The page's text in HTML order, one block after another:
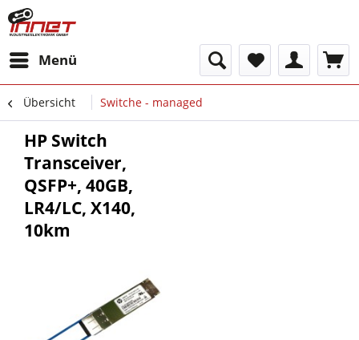
Menü
Übersicht Switche - managed
HP Switch
Transceiver,
QSFP+, 40GB,
LR4/LC, X140,
10km